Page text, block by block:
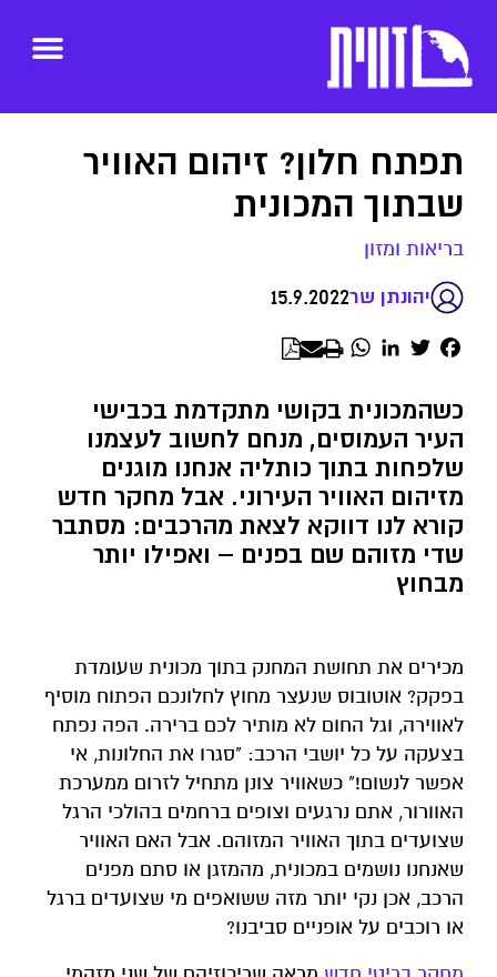
תפתח חלון? זיהום האוויר
שבתוך המכונית
בריאות ומזון
יהונתן שר15.9.2022
Facebook
Twitter
LinkedIn
WhatsApp
כשהמכונית בקושי מתקדמת בכבישי
העיר העמוסים, מנחם לחשוב לעצמנו
שלפחות בתוך כותליה אנחנו מוגנים
מזיהום האוויר העירוני. אבל מחקר חדש
קורא לנו דווקא לצאת מהרכבים: מסתבר
שדי מזוהם שם בפנים – ואפילו יותר
מבחוץ
מכירים את תחושת המחנק בתוך מכונית שעומדת
בפקק? אוטובוס שנעצר מחוץ לחלונכם הפתוח מוסיף
לאווירה, וגל החום לא מותיר לכם ברירה. הפה נפתח
בצעקה על כל יושבי הרכב: "סגרו את החלונות, אי
אפשר לנשום!" כשאוויר צונן מתחיל לזרום ממערכת
האוורור, אתם נרגעים וצופים ברחמים בהולכי הרגל
שצועדים בתוך האוויר המזוהם. אבל האם האוויר
שאנחנו נושמים במכונית, מהמזגן או סתם מפנים
הרכב, אכן נקי יותר מזה ששואפים מי שצועדים ברגל
או רוכבים על אופניים סביבנו?